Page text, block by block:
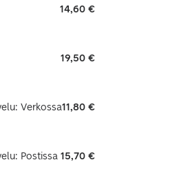
14,60 €
19,50 €
Verkossa11,80 €
Postissa 15,70 €